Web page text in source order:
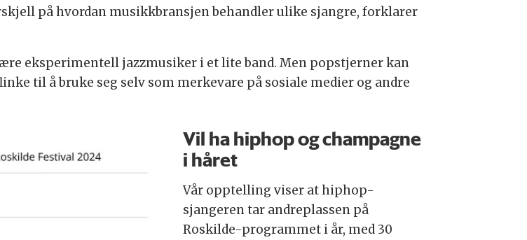
på hvordan musikkbransjen behandler ulike sjangre, forklarer
eksperimentell jazzmusiker i et lite band. Men popstjerner kan
til å bruke seg selv som merkevare på sosiale medier og andre
Vil ha hiphop og champagne
i håret
Vår opptelling viser at hiphop-
sjangeren tar andreplassen på
Roskilde-programmet i år, med 30